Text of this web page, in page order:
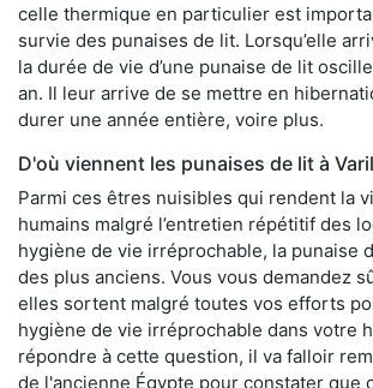
celle thermique en particulier est
survie des punaises de lit. Lorsqu’elle
la durée de vie d’une punaise de lit
an. Il leur arrive de se mettre en
durer une année entière, voire plus.
D'où viennent les punaises de lit à
Parmi ces êtres nuisibles qui rendent la
humains malgré l’entretien répétitif des
hygiène de vie irréprochable, la punaise
des plus anciens. Vous vous demandez
elles sortent malgré toutes vos efforts
hygiène de vie irréprochable dans votre
répondre à cette question, il va falloir
de l'ancienne Égypte pour constater que